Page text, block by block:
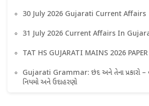
30 July 2026 Gujarati Current Affairs
31 July 2026 Current Affairs In
TAT HS GUJARATI MAINS 2026
Gujarati Grammar: છંદ અને તેના પ્રકારો –
નિયમો અને ઉદાહરણો